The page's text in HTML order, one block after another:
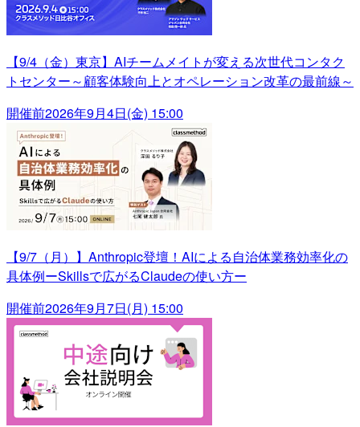
【9/4（金）東京】AIチームメイトが変える次世代コンタク
トセンター～顧客体験向上とオペレーション改革の最前線～
開催前2026年9月4日(金) 15:00
【9/7（月）】Anthropic登壇！AIによる自治体業務効率化の
具体例ーSkillsで広がるClaudeの使い方ー
開催前2026年9月7日(月) 15:00